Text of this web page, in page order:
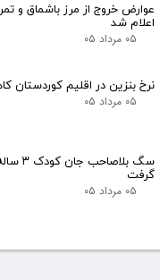
عوارض خروج از مرز باشماق و
اعلام شد
۰۵ مرداد ۰۵
نرخ بنزین در اقلیم کوردستان
۰۵ مرداد ۰۵
سگ
گرفت
۰۵ مرداد ۰۵